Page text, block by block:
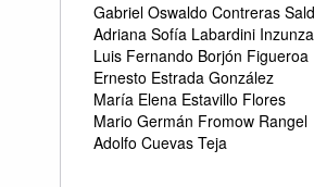
Gabriel Oswaldo Contreras
Adriana Sofía Labardini Inzunza
Luis Fernando Borjón Figueroa
Ernesto Estrada González
María Elena Estavillo Flores
Mario Germán Fromow Rangel
Adolfo Cuevas Teja